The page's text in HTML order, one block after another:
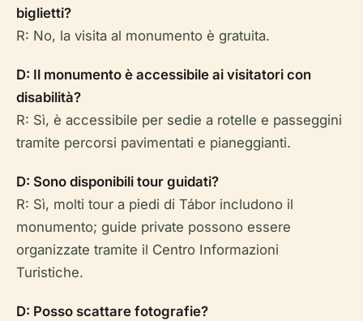
biglietti?
R: No, la visita al monumento è gratuita.
D: Il monumento è accessibile ai visitatori con
disabilità?
R: Sì, è accessibile per sedie a rotelle e passeggini
tramite percorsi pavimentati e pianeggianti.
D: Sono disponibili tour guidati?
R: Sì, molti tour a piedi di Tábor includono il
monumento; guide private possono essere
organizzate tramite il Centro Informazioni
Turistiche.
D: Posso scattare fotografie?